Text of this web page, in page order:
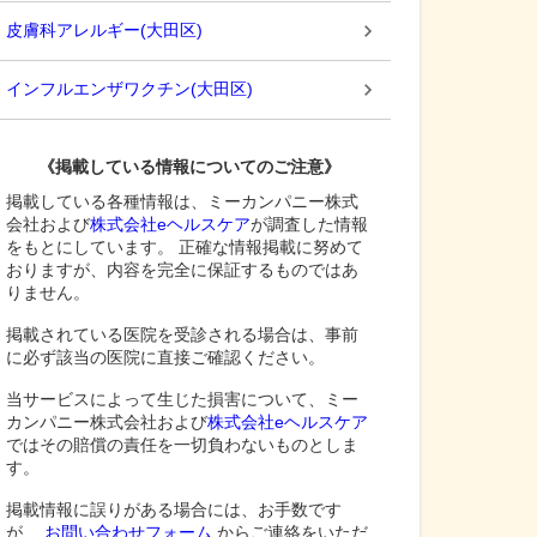
皮膚科アレルギー(大田区)
インフルエンザワクチン(大田区)
《掲載している情報についてのご注意》
掲載している各種情報は、ミーカンパニー株式
会社および株式会社eヘルスケアが調査した情報
をもとにしています。 正確な情報掲載に努めて
おりますが、内容を完全に保証するものではあ
りません。
掲載されている医院を受診される場合は、事前
に必ず該当の医院に直接ご確認ください。
当サービスによって生じた損害について、ミー
カンパニー株式会社および株式会社eヘルスケア
ではその賠償の責任を一切負わないものとしま
す。
掲載情報に誤りがある場合には、お手数です
が、
お問い合わせフォーム からご連絡をいただ